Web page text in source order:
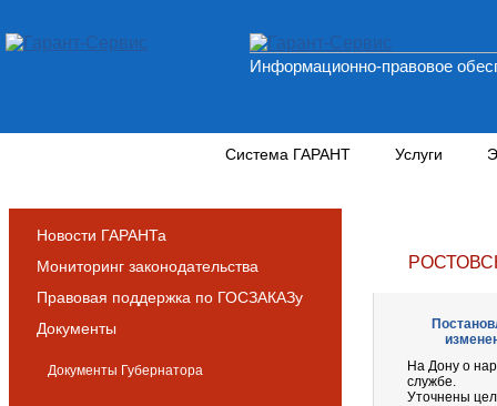
Информационно-правовое
Система ГАРАНТ Услуги
Новости ГАРАНТа
Мониторинг законодательства
Правовая поддержка по ГОСЗАКАЗу
Документы
Документы Губернатора
На Дону о
службе.
Уточнены